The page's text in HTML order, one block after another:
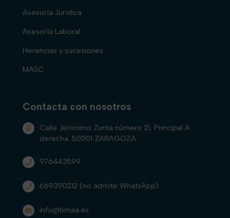
Asesoría Jurídica
Asesoría Laboral
Herencias y sucesiones
MASC
Contacta con nosotros
Calle Jerónimo Zurita número 21, Principal A
derecha. 50001 ZARAGOZA
976443599
669390212 (no admite WhatsApp)
info@bmaa.es